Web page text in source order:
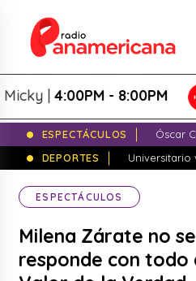
|4:00PM - 8:00PM
ESPECTÁCULOS
Óscar
DEPORTES
Universitario
ESPECTÁCULOS
Milena Zárate no
responde con todo